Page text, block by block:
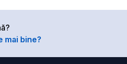
mai bine?